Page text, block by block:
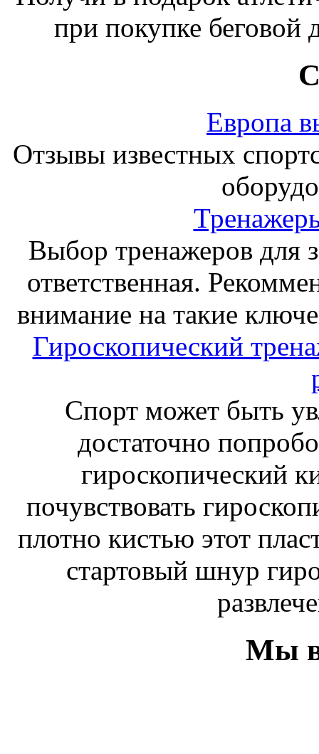
при покупке беговой
Европа
Отзывы известных
Выбор тренажеров для
ответственная.
внимание на такие
Гироскопический
Спорт может быть
достаточно
гироскопический
почувствовать
плотно кистью этот
стартовый шнур
Мы в